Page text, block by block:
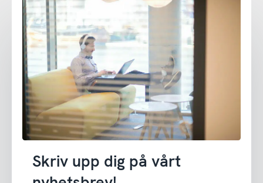
Skriv upp dig på vårt